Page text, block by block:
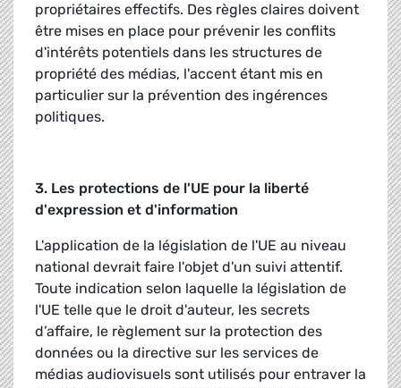
propriétaires effectifs. Des règles claires doivent
être mises en place pour prévenir les conflits
d'intérêts potentiels dans les structures de
propriété des médias, l'accent étant mis en
particulier sur la prévention des ingérences
politiques.
3. Les protections de l'UE pour la liberté
d'expression et d'information
L'application de la législation de l'UE au niveau
national devrait faire l'objet d'un suivi attentif.
Toute indication selon laquelle la législation de
l'UE telle que le droit d'auteur, les secrets
d’affaire, le règlement sur la protection des
données ou la directive sur les services de
médias audiovisuels sont utilisés pour entraver la